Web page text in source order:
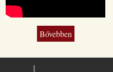
Bővebben